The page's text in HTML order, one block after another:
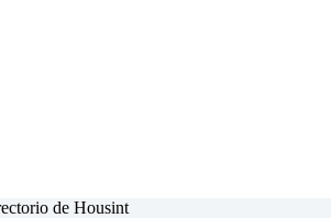
de Housint